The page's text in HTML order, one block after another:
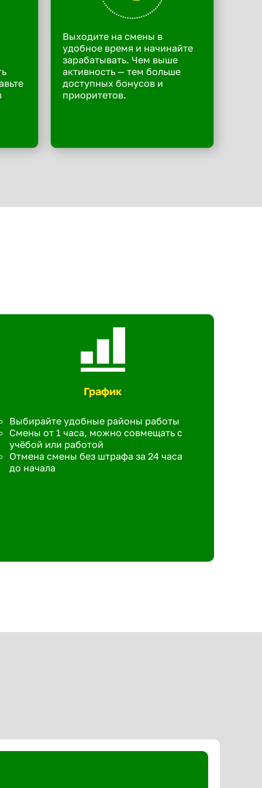
Выходите на смены в
удобное время и начинайте
зарабатывать. Чем выше
активность — тем больше
доступных бонусов и
приоритетов.
График
Выбирайте удобные районы работы
Смены от 1 часа, можно совмещать с
учёбой или работой
Отмена смены без штрафа за 24 часа
до начала